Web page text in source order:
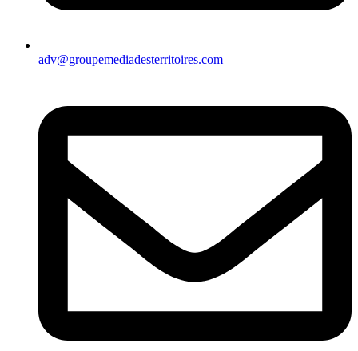
adv@groupemediadesterritoires.com